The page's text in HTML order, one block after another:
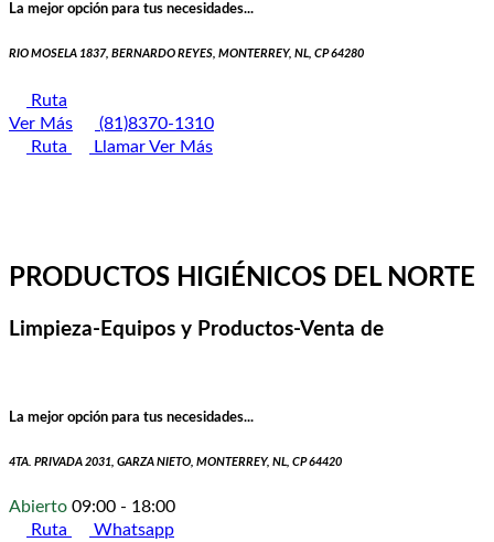
La mejor opción para tus necesidades...
RIO MOSELA 1837, BERNARDO REYES, MONTERREY, NL, CP 64280
Ruta
Ver Más
(81)8370-1310
Ruta
LlamarVer Más
PRODUCTOS HIGIÉNICOS DEL NORTE
Limpieza-Equipos y Productos-Venta de
La mejor opción para tus necesidades...
4TA. PRIVADA 2031, GARZA NIETO, MONTERREY, NL, CP 64420
Abierto 09:00 - 18:00
Ruta
Whatsapp